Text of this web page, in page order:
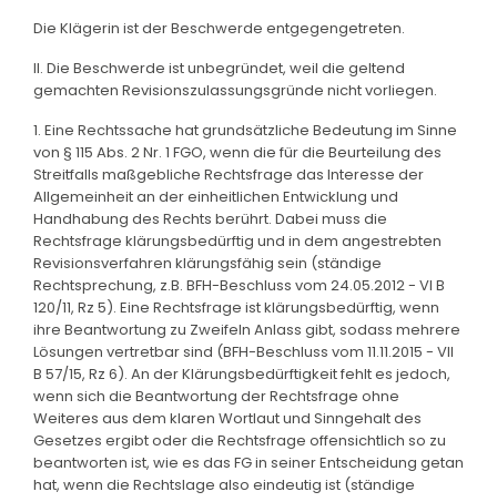
Die Klägerin ist der Beschwerde entgegengetreten.
II. Die Beschwerde ist unbegründet, weil die geltend
gemachten Revisionszulassungsgründe nicht vorliegen.
1. Eine Rechtssache hat grundsätzliche Bedeutung im Sinne
von § 115 Abs. 2 Nr. 1 FGO, wenn die für die Beurteilung des
Streitfalls maßgebliche Rechtsfrage das Interesse der
Allgemeinheit an der einheitlichen Entwicklung und
Handhabung des Rechts berührt. Dabei muss die
Rechtsfrage klärungsbedürftig und in dem angestrebten
Revisionsverfahren klärungsfähig sein (ständige
Rechtsprechung, z.B. BFH-Beschluss vom 24.05.2012 - VI B
120/11, Rz 5). Eine Rechtsfrage ist klärungsbedürftig, wenn
ihre Beantwortung zu Zweifeln Anlass gibt, sodass mehrere
Lösungen vertretbar sind (BFH-Beschluss vom 11.11.2015 - VII
B 57/15, Rz 6). An der Klärungsbedürftigkeit fehlt es jedoch,
wenn sich die Beantwortung der Rechtsfrage ohne
Weiteres aus dem klaren Wortlaut und Sinngehalt des
Gesetzes ergibt oder die Rechtsfrage offensichtlich so zu
beantworten ist, wie es das FG in seiner Entscheidung getan
hat, wenn die Rechtslage also eindeutig ist (ständige